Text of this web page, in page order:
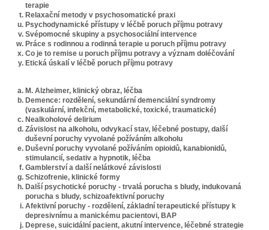
terapie
Relaxační metody v psychosomatické praxi
Psychodynamické přístupy v léčbě poruch příjmu potravy
Svépomocné skupiny a psychosociální intervence
Práce s rodinnou a rodinná terapie u poruch příjmu potravy
Co je to remise u poruch příjmu potravy a význam doléčování
Etická úskalí v léčbě poruch příjmu potravy
M. Alzheimer, klinický obraz, léčba
Demence: rozdělení, sekundární demenciální syndromy
(vaskulární, infekční, metabolické, toxické, traumatické)
Nealkoholové delirium
Závislost na alkoholu, odvykací stav, léčebné postupy, další
duševní poruchy vyvolané požíváním alkoholu
Duševní poruchy vyvolané požíváním opioidů, kanabionidů,
stimulancií, sedativ a hypnotik, léčba
Gamblerství a další nelátkové závislosti
Schizofrenie, klinické formy
Další psychotické poruchy - trvalá porucha s bludy, indukovaná
porucha s bludy, schizoafektivní poruchy
Afektivní poruchy - rozdělení, základní terapeutické přístupy k
depresivnímu a manickému pacientovi, BAP
Deprese, suicidální pacient, akutní intervence, léčebné strategie